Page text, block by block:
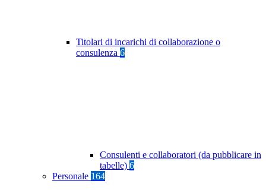
Titolari di incarichi di collaborazione o
consulenza 6
Consulenti e collaboratori (da pubblicare in
tabelle) 6
Personale 164